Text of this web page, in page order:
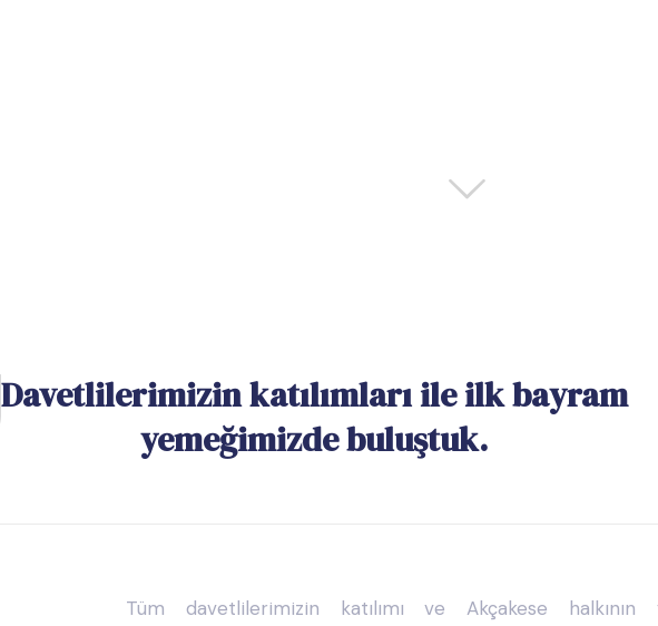
Davetlilerimizin katılımları ile ilk bayram
yemeğimizde buluştuk.
Tüm davetlilerimizin katılımı ve Akçakese